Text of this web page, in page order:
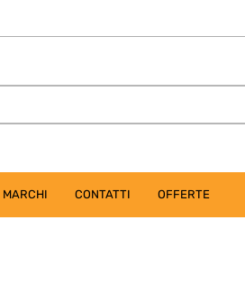
MARCHI CONTATTI OFFERTE